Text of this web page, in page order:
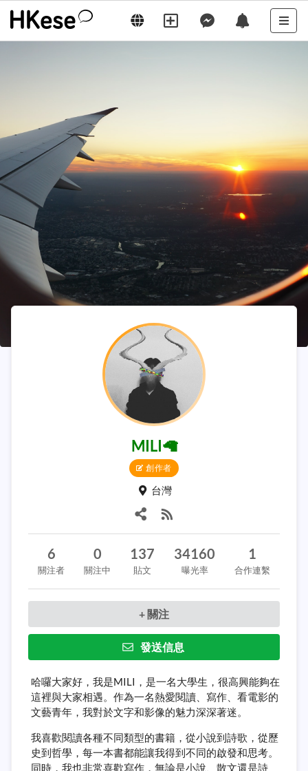
MILI🦙
創作者
台灣
6
關注者
0
關注中
137
貼文
34160
曝光率
1
合作連繫
+ 關注
發送信息
哈囉大家好，我是MILI，是一名大學生，很高興能夠在
這裡與大家相遇。作為一名熱愛閱讀、寫作、看電影的
文藝青年，我對於文字和影像的魅力深深著迷。
我喜歡閱讀各種不同類型的書籍，從小說到詩歌，從歷
史到哲學，每一本書都能讓我得到不同的啟發和思考。
同時，我也非常喜歡寫作，無論是小說、散文還是詩